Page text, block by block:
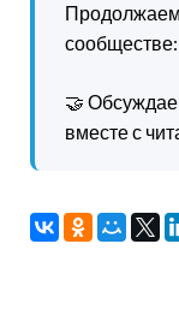
Продолжаем
сообществе:
🤝
вместе с